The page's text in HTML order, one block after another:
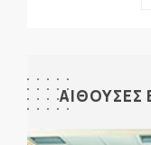
ΑΙΘΟΥΣΕΣ